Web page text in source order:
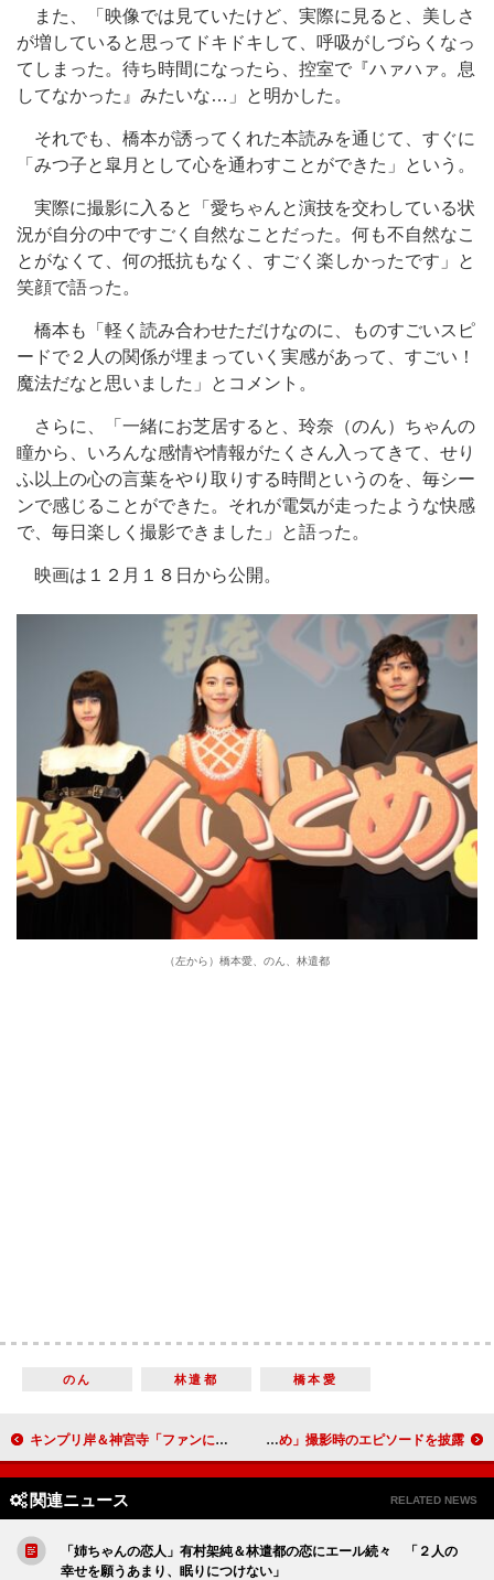
また、「映像では見ていたけど、実際に見ると、美しさ
が増していると思ってドキドキして、呼吸がしづらくなっ
てしまった。待ち時間になったら、控室で『ハァハァ。息
してなかった』みたいな…」と明かした。
それでも、橋本が誘ってくれた本読みを通じて、すぐに
「みつ子と皐月として心を通わすことができた」という。
実際に撮影に入ると「愛ちゃんと演技を交わしている状
況が自分の中ですごく自然なことだった。何も不自然なこ
とがなくて、何の抵抗もなく、すごく楽しかったです」と
笑顔で語った。
橋本も「軽く読み合わせただけなのに、ものすごいスピ
ードで２人の関係が埋まっていく実感があって、すごい！
魔法だなと思いました」とコメント。
さらに、「一緒にお芝居すると、玲奈（のん）ちゃんの
瞳から、いろんな感情や情報がたくさん入ってきて、せり
ふ以上の心の言葉をやり取りする時間というのを、毎シー
ンで感じることができた。それが電気が走ったような快感
で、毎日楽しく撮影できました」と語った。
映画は１２月１８日から公開。
（左から）橋本愛、のん、林遣都
のん 林遣都 橋本愛
キンプリ岸＆神宮寺「ファンに会えるのがうれしい」 ジャニーさんの思いを堂本光一が「演出」で継承 吉高由里子「横浜流星に勝てることがあった！」 「きみのめ」撮影時のエピソードを披露
関連ニュース RELATED NEWS
「姉ちゃんの恋人」有村架純＆林遣都の恋にエール続々 「２人の
幸せを願うあまり、眠りにつけない」